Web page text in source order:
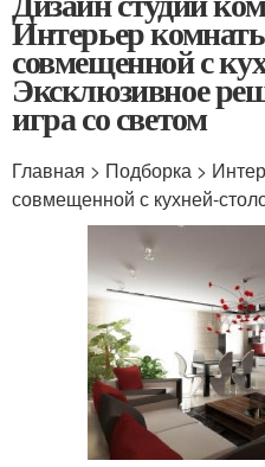
Интерьер
совмещенной с
Эксклюзивное
игра со светом
Главная > Подборка >
совмещенной с кухней-